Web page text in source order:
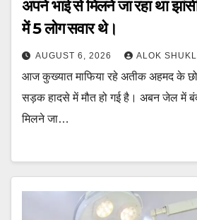
अपने भाई से मिलने जा रहा था
में 5 लोग सवार थे।
AUGUST 6, 2026 ALOK
आज कुख्यात माफिया रहे अतीक अहमद के
सड़क हादसे में मौत हो गई है। अबन जेल में
मिलने जा…